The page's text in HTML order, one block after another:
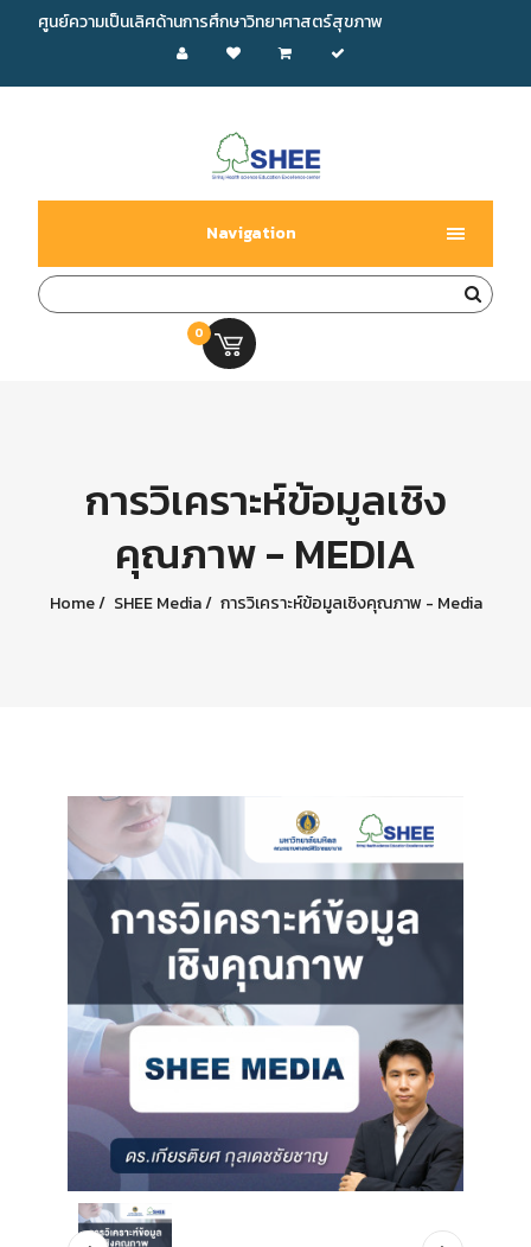
ศูนย์ความเป็นเลิศด้านการศึกษาวิทยาศาสตร์สุขภาพ
Navigation
0
การวิเคราะห์ข้อมูลเชิง
คุณภาพ - MEDIA
Home SHEE Media การวิเคราะห์ข้อมูลเชิงคุณภาพ - Media